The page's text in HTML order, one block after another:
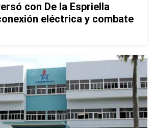
con De la Espriella
eléctrica y combate